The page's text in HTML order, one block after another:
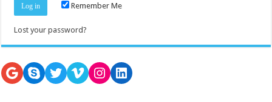
Remember Me
Lost your password?
Google
SkypeTwitter
VimeoInstagram
LinkedIn